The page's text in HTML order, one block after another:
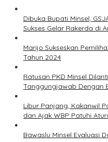
Dibuka Bupati Minsel,
Sukses Gelar Rakerda di
Marijo Sukseskan
Tahun 2024
Ratusan PKD Minsel
Tanggungjawab Dengan
Libur Panjang, Kakanwil
dan Ajak WBP Patuhi
Bawaslu Minsel Evaluasi